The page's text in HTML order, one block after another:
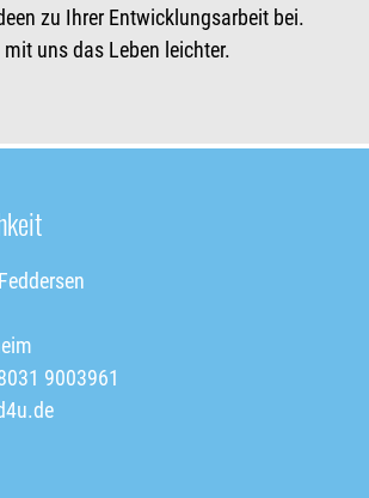
zu Ihrer Entwicklungsarbeit bei.
uns das Leben leichter.
9003961